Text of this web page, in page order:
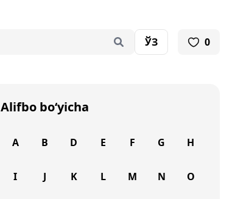
ЎЗ 0
Alifbo bo‘yicha
A B D E F G H
I J K L M N O